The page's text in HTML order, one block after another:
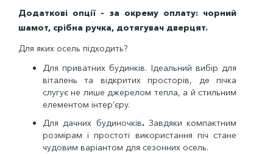
Додаткові опції - за окрему оплату: чорний
шамот, срібна ручка, дотягувач дверцят.
Для яких осель підходить?
Для приватних будинків. Ідеальний вибір для
віталень та відкритих просторів, де пічка
слугує не лише джерелом тепла, а й стильним
елементом інтер’єру.
Для дачних будиночків. Завдяки компактним
розмірам і простоті використання піч стане
чудовим варіантом для сезонних осель.